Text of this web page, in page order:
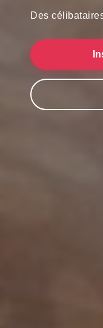
Des